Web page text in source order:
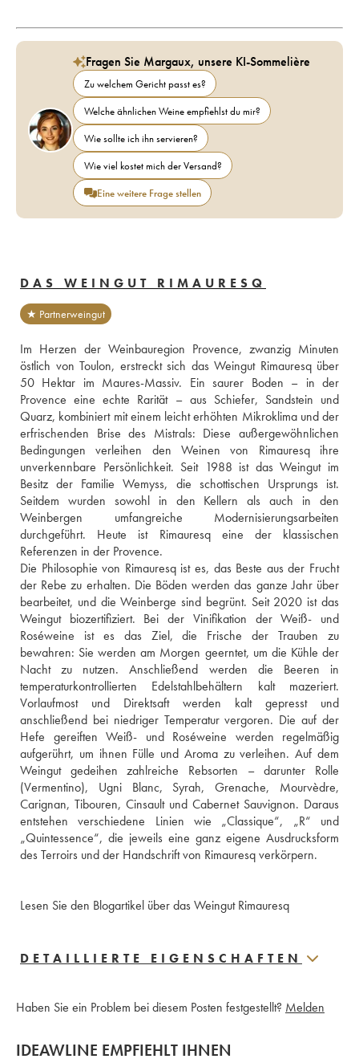
Fragen Sie Margaux, unsere KI-Sommelière
Zu welchem Gericht passt es?
Welche ähnlichen Weine empfiehlst du mir?
Wie sollte ich ihn servieren?
Wie viel kostet mich der Versand?
Eine weitere Frage stellen
DAS WEINGUT RIMAURESQ
★ Partnerweingut
Im Herzen der Weinbauregion Provence, zwanzig Minuten
östlich von Toulon, erstreckt sich das Weingut Rimauresq über
50 Hektar im Maures-Massiv. Ein saurer Boden – in der
Provence eine echte Rarität – aus Schiefer, Sandstein und
Quarz, kombiniert mit einem leicht erhöhten Mikroklima und der
erfrischenden Brise des Mistrals: Diese außergewöhnlichen
Bedingungen verleihen den Weinen von Rimauresq ihre
unverkennbare Persönlichkeit. Seit 1988 ist das Weingut im
Besitz der Familie Wemyss, die schottischen Ursprungs ist.
Seitdem wurden sowohl in den Kellern als auch in den
Weinbergen umfangreiche Modernisierungsarbeiten
durchgeführt. Heute ist Rimauresq eine der klassischen
Referenzen in der Provence.
Die Philosophie von Rimauresq ist es, das Beste aus der Frucht
der Rebe zu erhalten. Die Böden werden das ganze Jahr über
bearbeitet, und die Weinberge sind begrünt. Seit 2020 ist das
Weingut biozertifiziert. Bei der Vinifikation der Weiß- und
Roséweine ist es das Ziel, die Frische der Trauben zu
bewahren: Sie werden am Morgen geerntet, um die Kühle der
Nacht zu nutzen. Anschließend werden die Beeren in
temperaturkontrollierten Edelstahlbehältern kalt mazeriert.
Vorlaufmost und Direktsaft werden kalt gepresst und
anschließend bei niedriger Temperatur vergoren. Die auf der
Hefe gereiften Weiß- und Roséweine werden regelmäßig
aufgerührt, um ihnen Fülle und Aroma zu verleihen. Auf dem
Weingut gedeihen zahlreiche Rebsorten – darunter Rolle
(Vermentino), Ugni Blanc, Syrah, Grenache, Mourvèdre,
Carignan, Tibouren, Cinsault und Cabernet Sauvignon. Daraus
entstehen verschiedene Linien wie „Classique“, „R“ und
„Quintessence“, die jeweils eine ganz eigene Ausdrucksform
des Terroirs und der Handschrift von Rimauresq verkörpern.
Lesen Sie den Blogartikel über das Weingut Rimauresq
DETAILLIERTE EIGENSCHAFTEN
Haben Sie ein Problem bei diesem Posten festgestellt? Melden
IDEAWLINE EMPFIEHLT IHNEN